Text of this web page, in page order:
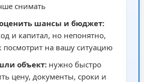
снимать
шансы и бюджет:
и капитал, но непонятно,
посмотрит на вашу ситуацию
объект:нужно быстро
цену, документы, сроки и